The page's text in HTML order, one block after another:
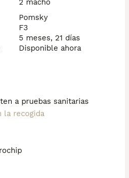
2 macho
Pomsky
F3
5 meses, 21 días
Disponible ahora
a pruebas sanitarias
la recogida